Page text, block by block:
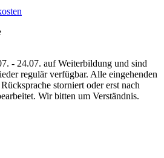
- 24.07. auf Weiterbildung und sind
regulär verfügbar. Alle eingehenden
storniert oder erst nach
Wir bitten um Verständnis.